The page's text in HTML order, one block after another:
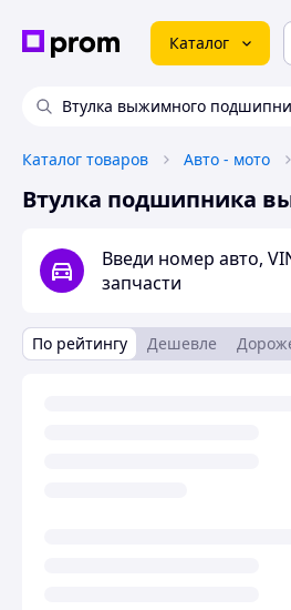
Каталог
Втулка выжимного
Каталог товаров Авто - мото
Втулка подшипника
Введи номер авто,
запчасти
По рейтингу Дешевле